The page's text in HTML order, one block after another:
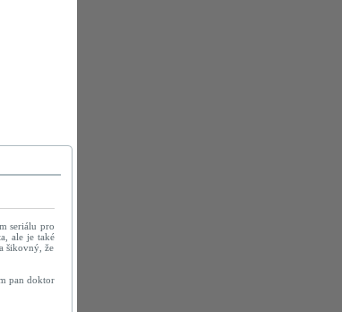
seriálu pro
ale je také
šikovný, že
pan doktor